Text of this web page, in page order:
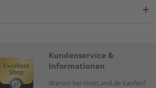
Kundenservice &
Informationen
Warum bei HolzLand.de kaufen?